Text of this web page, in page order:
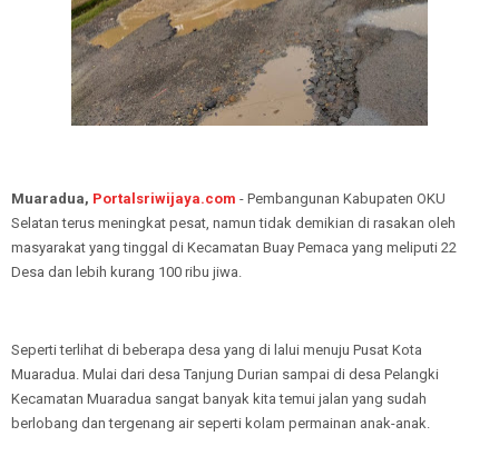
Muaradua, Portalsriwijaya.com - Pembangunan Kabupaten OKU
Selatan terus meningkat pesat, namun tidak demikian di rasakan oleh
masyarakat yang tinggal di Kecamatan Buay Pemaca yang meliputi 22
Desa dan lebih kurang 100 ribu jiwa.
Seperti terlihat di beberapa desa yang di lalui menuju Pusat Kota
Muaradua. Mulai dari desa Tanjung Durian sampai di desa Pelangki
Kecamatan Muaradua sangat banyak kita temui jalan yang sudah
berlobang dan tergenang air seperti kolam permainan anak-anak.